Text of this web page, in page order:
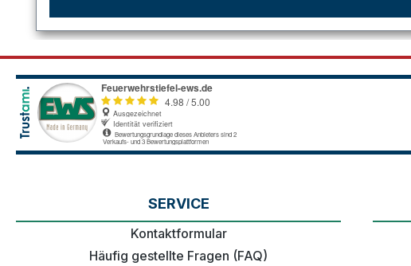
SERVICE
Kontaktformular
Häufig gestellte Fragen (FAQ)